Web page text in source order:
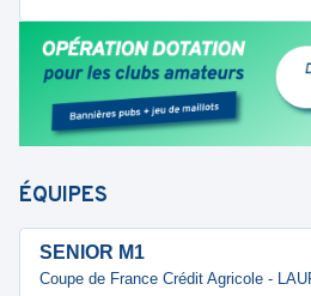
ÉQUIPES
SENIOR M1
Coupe de France Crédit Agricole -